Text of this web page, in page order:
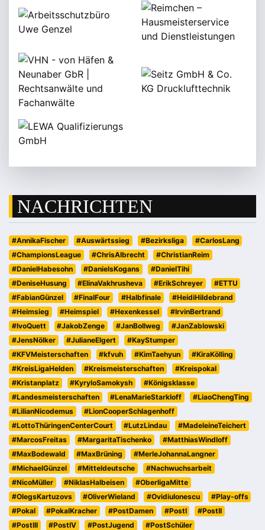
NACHRICHTEN
#AnnikaFischer #Auswärtssieg #Bezirksliga
#CarlosLang
#ChampionsLeague
#ChrisAlbrecht
#ChristianReim
#DanielHabesohn
#DanielsKogans
#DanielTihi
#DeniseHusung
#ElinaVakhrusheva #ErikSchreyer
#ETTU
#FabianGünzel
#FinalFour #Halbfinale
#HeidiHildebrand
#Heimsieg
#Heimspiel #Hexenkessel
#IrvinBertrand
#IvoQuett
#JakobZenge #JanBollweg
#JanZablowski
#JensNölker
#JulianeElgert
#KayStumper
#KFVMeisterschaften
#kfvuh #KimTaehyun
#KiraKölling
#KreisLigaHelden
#Kreismeisterschaften
#Kreispokal
#Kristanplatz
#KyryloSamokysh
#Königsklasse
#Landesmeisterschaften
#LenaMarieStarkloff
#LiaoChengTing
#LilianNicodemus
#LionCooperSchlagenhoff
#LottoThüringenCenterCourt
#LutzLindau
#MadeleineTeichert
#MarcosFreitas
#MargaritaTischenko
#MatthiasWindloff
#MaxBodewald
#MaxBrüning
#MerleJohannaLangner
#MichaelGünzel
#Mitteldeutsche
#Nachwuchsarbeit
#NicoMüller
#NiklasHalbeisen
#OberligaMitte
#OlegsKartuzovs
#OliverWieland #OvidiuIonescu
#Play-offs
#Pokal
#PokalKracher #PostDamen #PostI
#PostII
#PostIII
#PostIV #PostJugend #PostSchüler